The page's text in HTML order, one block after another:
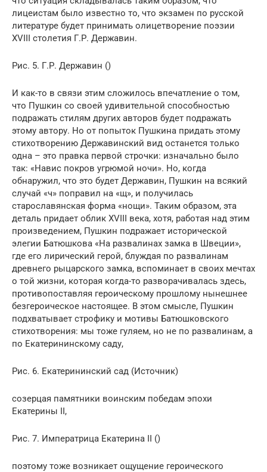
лицеистам было известно то, что экзамен по русской
литературе будет принимать олицетворение поэзии
XVIII столетия Г.Р. Державин.
Рис. 5. Г.Р. Державин ()
И как-то в связи этим сложилось впечатление о том,
что Пушкин со своей удивительной способностью
подражать стилям других авторов будет подражать
этому автору. Но от попыток Пушкина придать этому
стихотворению Державинский вид останется только
одна – это правка первой строчки: изначально было
так: «Навис покров угрюмой ночи». Но, когда
обнаружил, что это будет Державин, Пушкин на всякий
случай «ч» поправил на «щ», и получилась
старославянская форма «нощи». Таким образом, эта
деталь придает облик XVIII века, хотя, работая над этим
произведением, Пушкин подражает исторической
элегии Батюшкова «На развалинах замка в Швеции»,
где его лирический герой, блуждая по развалинам
древнего рыцарского замка, вспоминает в своих мечтах
о той жизни, которая когда-то разворачивалась здесь,
противопоставляя героическому прошлому нынешнее
безгероическое настоящее. В этом смысле, Пушкин
подхватывает строфику и мотивы Батюшковского
стихотворения: мы тоже гуляем, но не по развалинам, а
по Екатерининскому саду,
Рис. 6. Екатерининский сад (Источник)
созерцая памятники воинским победам эпохи
Екатерины ІІ,
Рис. 7. Императрица Екатерина ІІ ()
поэтому тоже возникает ощущение героического